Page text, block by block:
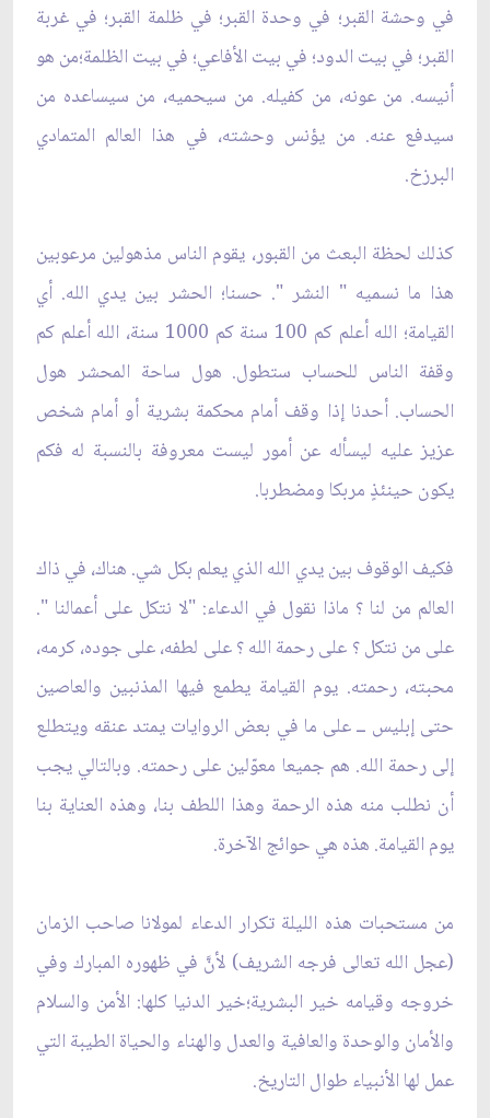
في وحشة القبر؛ في وحدة القبر؛ في ظلمة القبر؛ في غربة
القبر؛ في بيت الدود؛ في بيت الأفاعي؛ في بيت الظلمة؛من هو
أنيسه. من عونه، من كفيله. من سيحميه، من سيساعده من
سيدفع عنه. من يؤنس وحشته، في هذا العالم المتمادي
البرزخ.
كذلك لحظة البعث من القبور، يقوم الناس مذهولين مرعوبين
هذا ما نسميه " النشر ". حسنا؛ الحشر بين يدي الله. أي
القيامة؛ الله أعلم كم 100 سنة كم 1000 سنة، الله أعلم كم
وقفة الناس للحساب ستطول. هول ساحة المحشر هول
الحساب. أحدنا إذا وقف أمام محكمة بشرية أو أمام شخص
عزيز عليه ليسأله عن أمور ليست معروفة بالنسبة له فكم
يكون حينئذٍ مربكا ومضطربا.
فكيف الوقوف بين يدي الله الذي يعلم بكل شي. هناك، في ذاك
العالم من لنا ؟ ماذا نقول في الدعاء: "لا نتكل على أعمالنا ".
على من نتكل ؟ على رحمة الله ؟ على لطفه، على جوده، كرمه،
محبته، رحمته. يوم القيامة يطمع فيها المذنبين والعاصين
حتى إبليس ــ على ما في بعض الروايات يمتد عنقه ويتطلع
إلى رحمة الله. هم جميعا معوّلين على رحمته. وبالتالي يجب
أن نطلب منه هذه الرحمة وهذا اللطف بنا، وهذه العناية بنا
يوم القيامة. هذه هي حوائج الآخرة.
من مستحبات هذه الليلة تكرار الدعاء لمولانا صاحب الزمان
(عجل الله تعالى فرجه الشريف) لأنَّ في ظهوره المبارك وفي
خروجه وقيامه خير البشرية؛خير الدنيا كلها: الأمن والسلام
والأمان والوحدة والعافية والعدل والهناء والحياة الطيبة التي
عمل لها الأنبياء طوال التاريخ.